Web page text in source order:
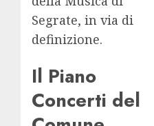
Segrate, in via di
definizione.
Il Piano
Concerti del